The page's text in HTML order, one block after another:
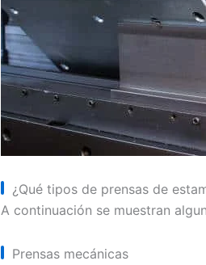
¿Qué tipos de prensas de
A continuación se muestran
Prensas mecánicas